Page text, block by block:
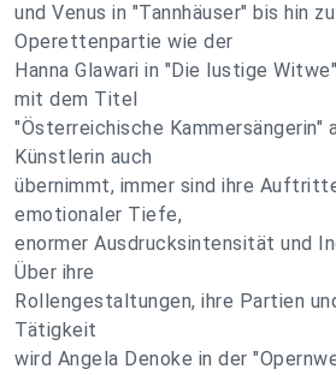
und Venus in "Tannhäuser" bis hin
Operettenpartie wie der
Hanna Glawari in "Die lustige
mit dem Titel
"Österreichische Kammersängerin"
Künstlerin auch
übernimmt, immer sind ihre
emotionaler Tiefe,
enormer Ausdrucksintensität und
Über ihre
Rollengestaltungen, ihre Partien
Tätigkeit
wird Angela Denoke in der